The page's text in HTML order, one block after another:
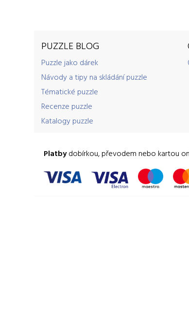
PUZZLE BLOG
Puzzle jako dárek
Návody a tipy na skládání puzzle
Tématické puzzle
Recenze puzzle
Katalogy puzzle
Platbydobírkou, převodem nebo kartou